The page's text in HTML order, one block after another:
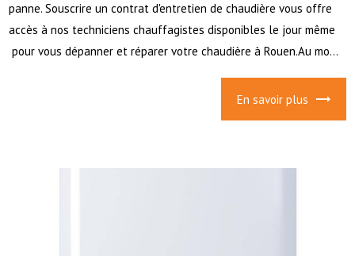
panne. Souscrire un contrat d'entretien de chaudière vous offre
accès à nos techniciens chauffagistes disponibles le jour même
pour vous dépanner et réparer votre chaudière à Rouen.Au mo...
En savoir plus